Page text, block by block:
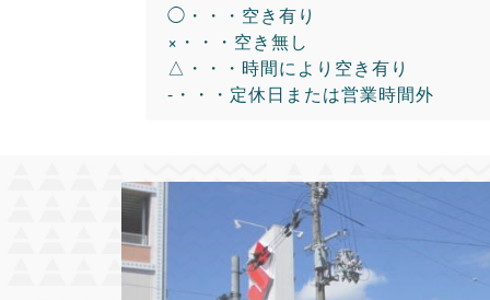
◯・・・空き有り
×・・・空き無し
△・・・時間により空き有り
-・・・定休日または営業時間外